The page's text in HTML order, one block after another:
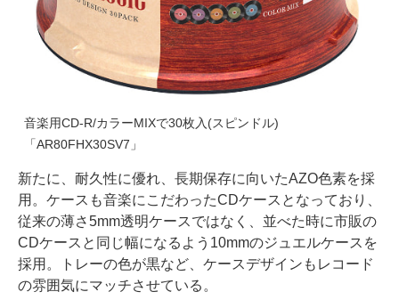
音楽用CD-R/カラーMIXで30枚入(スピンドル)
「AR80FHX30SV7」
新たに、耐久性に優れ、長期保存に向いたAZO色素を採
用。ケースも音楽にこだわったCDケースとなっており、
従来の薄さ5mm透明ケースではなく、並べた時に市販の
CDケースと同じ幅になるよう10mmのジュエルケースを
採用。トレーの色が黒など、ケースデザインもレコード
の雰囲気にマッチさせている。